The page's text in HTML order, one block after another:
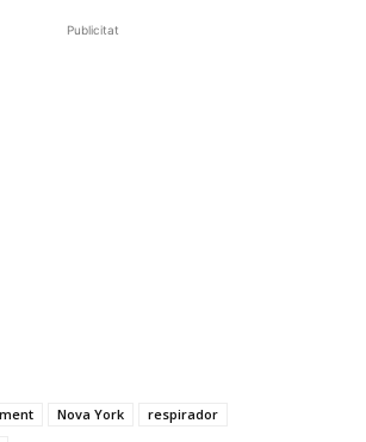
Publicitat
Nova York
respirador